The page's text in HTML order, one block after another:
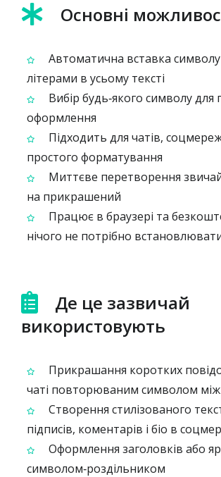
Основні
Автоматична вставка
літерами в усьому тексті
Вибір будь‑якого символу для
оформлення
Підходить для чатів,
простого форматування
Миттєве перетворення
на прикрашений
Працює в браузері та
нічого не потрібно
Де це зазвичай
використовують
Прикрашання коротких
чаті повторюваним символом між
Створення стилізованого
підписів, коментарів і біо в
Оформлення заголовків або
символом‑роздільником